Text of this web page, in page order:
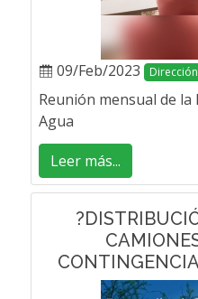
09/Feb/2023
Reunión mensual de
Agua
Leer más...